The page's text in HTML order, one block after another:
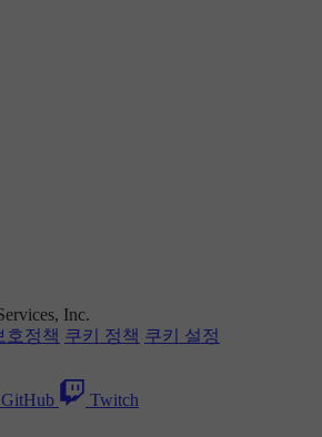
Inc.
호정책 쿠키 정책 쿠키 설정
GitHub Twitch